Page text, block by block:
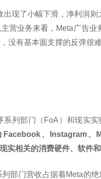
出现了小幅下滑，净利润
营业务来看，Meta广告
没有基本面支撑的反弹很难
系列部门（FoA）和现实
、Instagram、
实相关的消费硬件、软件
部门营收占据着Meta的